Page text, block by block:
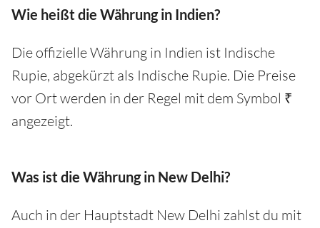
Wie heißt die Währung in Indien?
Die offizielle Währung in Indien ist Indische
Rupie, abgekürzt als Indische Rupie. Die Preise
vor Ort werden in der Regel mit dem Symbol ₹
angezeigt.
Was ist die Währung in New Delhi?
Auch in der Hauptstadt New Delhi zahlst du mit